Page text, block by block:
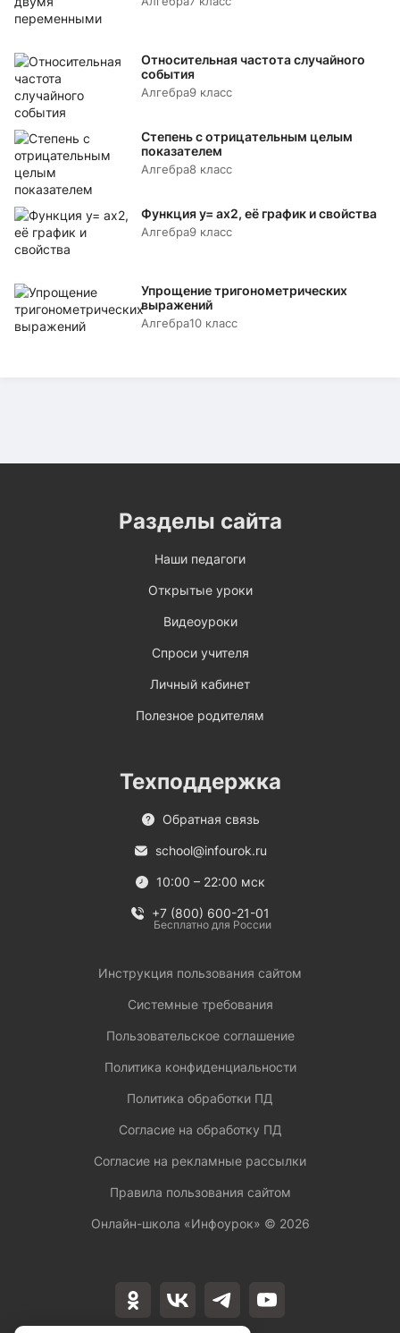
Относительная частота случайного
события
Алгебра9 класс
Степень с отрицательным целым
показателем
Алгебра8 класс
Функция y= аx2, её график и свойства
Алгебра9 класс
Упрощение тригонометрических
выражений
Алгебра10 класс
Разделы сайта
Наши педагоги
Открытые уроки
Видеоуроки
Спроси учителя
Личный кабинет
Полезное родителям
Техподдержка
Обратная связь
school@infourok.ru
10:00 – 22:00 мск
+7 (800) 600-21-01
Бесплатно для России
Инструкция пользования сайтом
Системные требования
Пользовательское соглашение
Политика конфиденциальности
Политика обработки ПД
Согласие на обработку ПД
Согласие на рекламные рассылки
Правила пользования сайтом
Онлайн-школа «Инфоурок» © 2026